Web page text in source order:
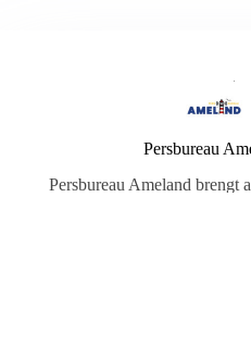
Persbureau
Persbureau Ameland brengt